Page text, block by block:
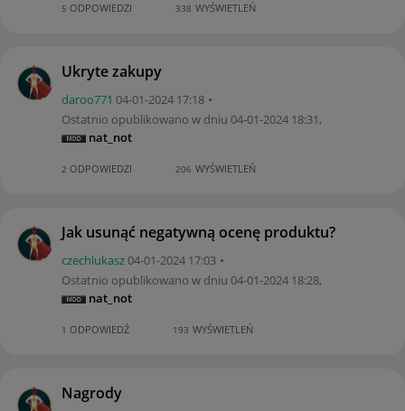
5 ODPOWIEDZI 338 WYŚWIETLEŃ
Ukryte zakupy
daroo771 ‎04-01-2024 17:18
Ostatnio opublikowano w dniu ‎04-01-2024 18:31,
nat_not
2 ODPOWIEDZI 206 WYŚWIETLEŃ
Jak usunąć negatywną ocenę produktu?
czechlukasz‎04-01-2024 17:03
Ostatnio opublikowano w dniu ‎04-01-2024 18:28,
nat_not
1 ODPOWIEDŹ 193 WYŚWIETLEŃ
Nagrody